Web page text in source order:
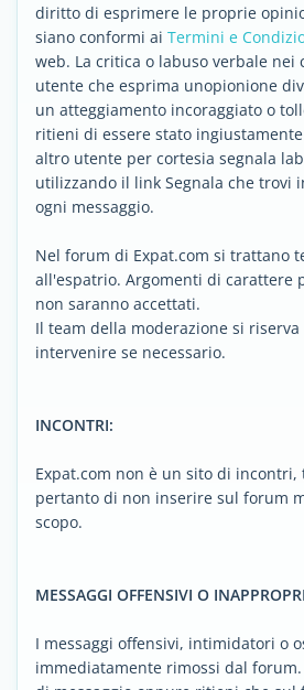
diritto di esprimere le proprie
siano conformi ai Termini e
web. La critica o labuso verbale
utente che esprima unopionione
un atteggiamento incoraggiato o
ritieni di essere stato
altro utente per cortesia segnala
utilizzando il link Segnala che trovi
ogni messaggio.
Nel forum di Expat.com si trattano
all'espatrio. Argomenti di carattere
non saranno accettati.
Il team della moderazione si
intervenire se necessario.
INCONTRI:
Expat.com non è un sito di
pertanto di non inserire sul forum
scopo.
MESSAGGI OFFENSIVI O
I messaggi offensivi, intimidatori o
immediatamente rimossi dal